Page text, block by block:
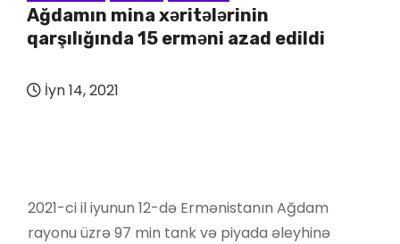
Ağdamın mina xəritələrinin
qarşılığında 15 erməni azad edildi
İyn 14, 2021
2021-ci il iyunun 12-də Ermənistanın Ağdam
rayonu üzrə 97 min tank və piyada əleyhinə